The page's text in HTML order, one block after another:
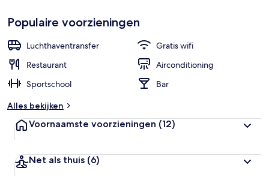
Populaire voorzieningen
Luchthaventransfer
Gratis wifi
Restaurant
Airconditioning
Sportschool
Bar
Alles bekijken
Voornaamste voorzieningen (12)
Net als thuis (6)